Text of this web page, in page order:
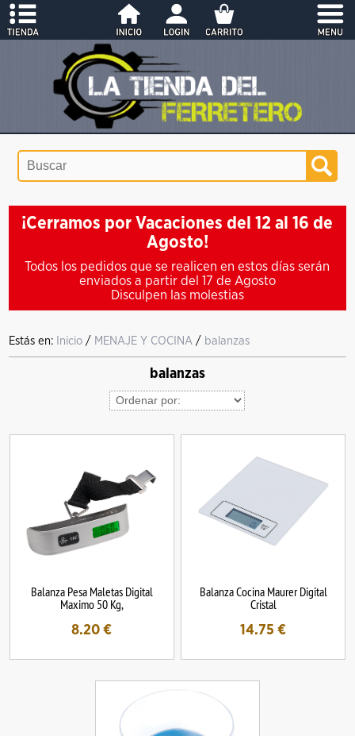
¡Cerramos por Vacaciones del 12 al 16 de
Agosto!
Todos los pedidos que se realicen en estos días serán
enviados a partir del 17 de Agosto
Disculpen las molestias
Estás en: Inicio / MENAJE Y COCINA / balanzas
balanzas
Balanza Pesa Maletas Digital
Maximo 50 Kg,
8.20 €
Balanza Cocina Maurer Digital
Cristal
14.75 €